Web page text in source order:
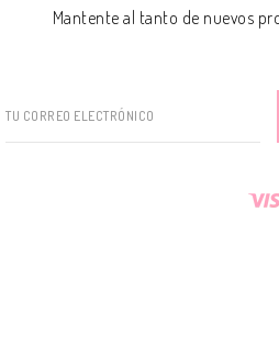
Mantente al tanto de nuevos
TU CORREO ELECTRÓNICO